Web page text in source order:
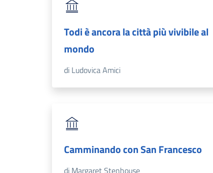
Todi è ancora la città più vivibile al
mondo
di Ludovica Amici
Camminando con San Francesco
di Margaret Stenhouse